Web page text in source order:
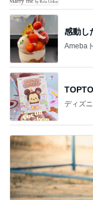
感動し
Ameba
ディズ